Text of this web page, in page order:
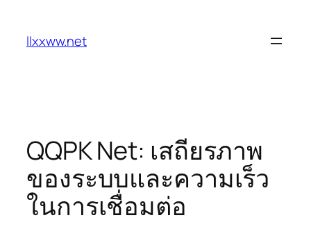
content
llxxww.net
QQPK Net: เสถียรภาพ
ของระบบและความเร็ว
ในการเชื่อมต่อ